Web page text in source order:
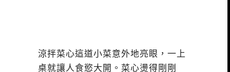
涼拌菜心這道小菜意外地亮眼，一上
桌就讓人食慾大開。菜心燙得剛剛